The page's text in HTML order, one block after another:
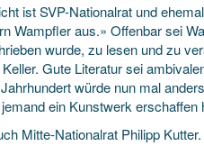
ist SVP-Nationalrat und
Wampfler aus.» Offenbar sei
wurde, zu lesen und zu
Gute Literatur sei
würde nun mal
ein Kunstwerk
Mitte-Nationalrat Philipp